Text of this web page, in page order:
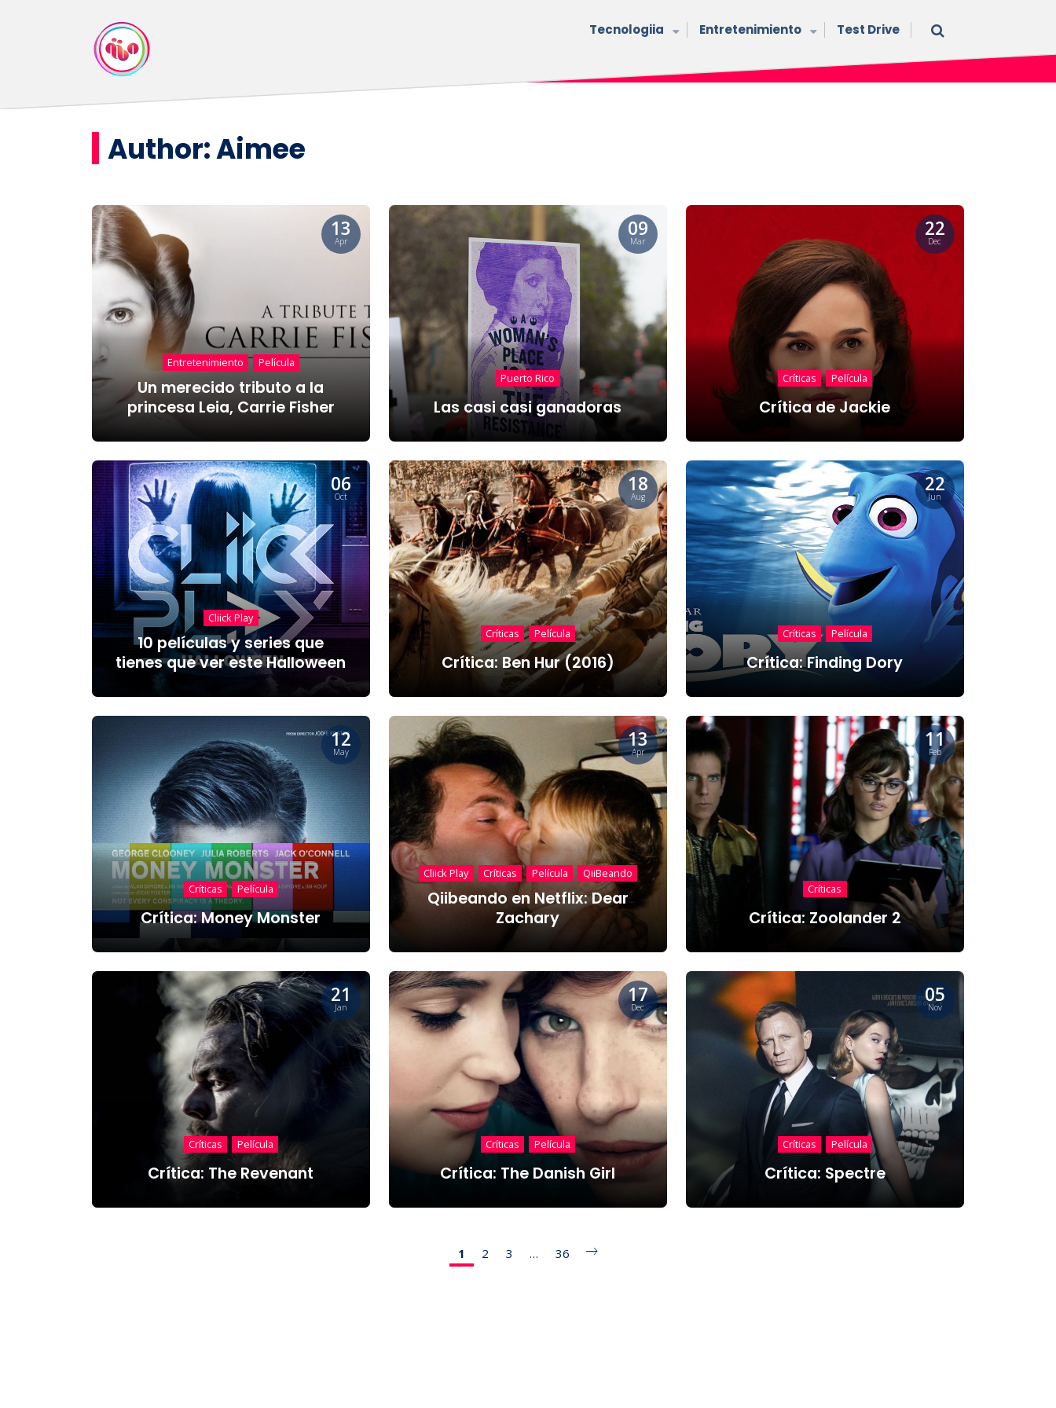
Tecnologiia Entretenimiento Test Drive
Author:Aimee
13
Apr
Entretenimiento Película
Un merecido tributo a la
princesa Leia, Carrie Fisher
09
Mar
Puerto Rico
Las casi casi ganadoras
22
Dec
Críticas Película
Crítica de Jackie
06
Oct
Cliick Play
10 películas y series que
tienes que ver este Halloween
18
Aug
Críticas Película
Crítica: Ben Hur (2016)
22
Jun
Críticas Película
Crítica: Finding Dory
12
May
Críticas Película
Crítica: Money Monster
13
Apr
Cliick Play Críticas Película QiiBeando
Qiibeando en Netflix: Dear
Zachary
11
Feb
Críticas
Crítica: Zoolander 2
21
Jan
Críticas Película
Crítica: The Revenant
17
Dec
Críticas Película
Crítica: The Danish Girl
05
Nov
Críticas Película
Crítica: Spectre
1 2 3 … 36